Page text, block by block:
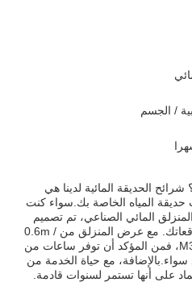
/ الجسم
الحديقة المائية لدينا هي
حديقة المياه الخاصة بك.سواء كنت
المائي الصناعي، تم تصميم
منتجنا لتلبية احتياجاتك وتجاوز توقعاتك. مع عرض المنزلق من 0.6m /
lane وتدفق المياه من 220 M3 / h، فمن المؤكد أن توفر ساعات من
سواء.بالإضافة، مع حياة الخدمة من